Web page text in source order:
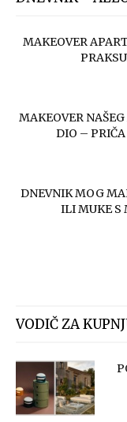
MAKEOVER
MAKEOVER
DIO –
DNEVNIK MOG
ILI MUKE S
VODIČ ZA